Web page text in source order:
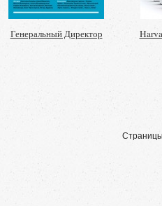
Генеральный Директор